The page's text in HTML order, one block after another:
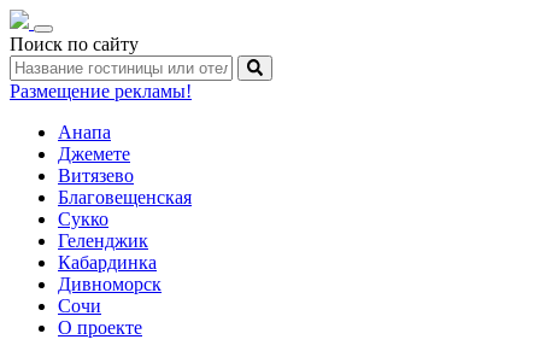
Toggle
navigation
Поиск по сайту
Размещение рекламы!
Анапа
Джемете
Витязево
Благовещенская
Сукко
Геленджик
Кабардинка
Дивноморск
Сочи
О проекте